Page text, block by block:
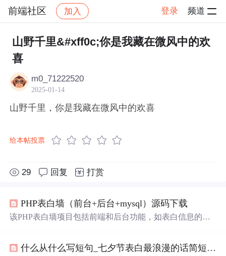
前端社区 加入 登录 频道
社区 前端社区 感慨 帖子详情
山野千里&#xff0c;你是我藏在微风中的欢
喜
m0_71222520
2025-01-14
山野千里，你是我藏在微风中的欢喜
给本帖投票
29 回复 打赏
PHP表白墙（前台+后台+mysql）源码下载
该PHP表白墙项目包括前端和后台功能，如表白信息的增
什么从什么写短句_七夕节表白最浪漫的话简短 适合七夕表白又甜又撩情话短句...